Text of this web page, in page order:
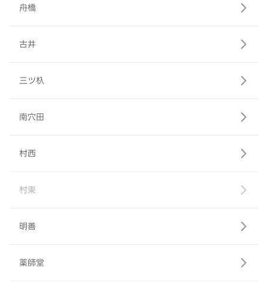
舟橋
古井
三ツ杁
南穴田
村西
村東
明善
薬師堂